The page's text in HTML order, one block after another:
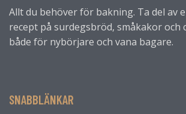
Allt du behöver för bakning. Ta del av
recept på surdegsbröd, småkakor och
både för nybörjare och vana bagare.
SNABBLÄNKAR